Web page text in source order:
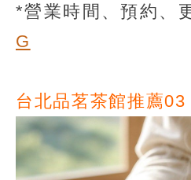
*營業時間、預約、
G
台北品茗茶館推薦